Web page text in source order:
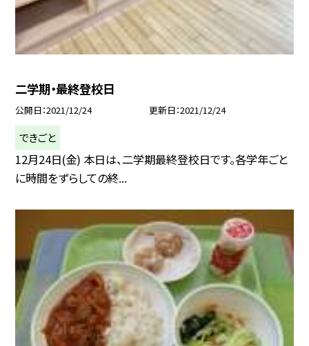
二学期・最終登校日
公開日 2021/12/24 更新日 2021/12/24
できごと
12月24日(金) 本日は、二学期最終登校日です。各学年ごと
に時間をずらしての終...